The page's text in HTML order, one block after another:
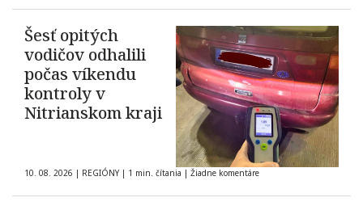
Šesť opitých
vodičov odhalili
počas víkendu
kontroly v
Nitrianskom kraji
10. 08. 2026 | REGIÓNY | 1 min. čítania | Žiadne komentáre